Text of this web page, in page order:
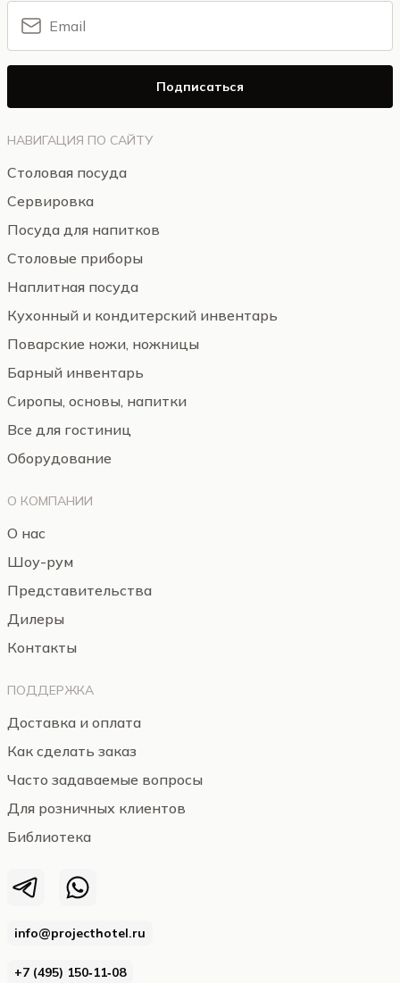
info@projecthotel.ru
+7 (495) 150‑11‑08
НАВИГАЦИЯ ПО САЙТУ
Столовая посуда
Сервировка
Посуда для напитков
Столовые приборы
Наплитная посуда
Кухонный и кондитерский инвентарь
Поварские ножи, ножницы
Барный инвентарь
Сиропы, основы, напитки
Все для гостиниц
Оборудование
О КОМПАНИИ
О нас
Шоу-рум
Представительства
Дилеры
Контакты
ПОДДЕРЖКА
Доставка и оплата
Как сделать заказ
Часто задаваемые вопросы
Для розничных клиентов
Библиотека
Подписаться